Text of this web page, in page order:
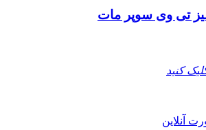
تی وی سوپر مات
کنید
آنلاین